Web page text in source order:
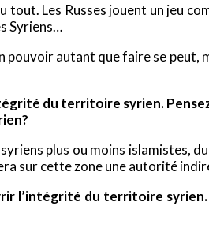
Les Russes jouent un jeu
Syriens…
autant que faire se peut,
du territoire syrien.
plus ou moins islamistes,
sur cette zone une autorité
l’intégrité du territoire syrien.